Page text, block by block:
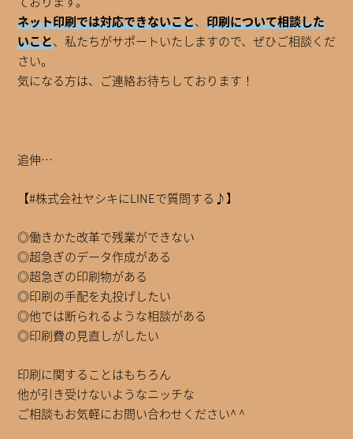
ネット印刷では対応できないこと、 印刷について相談した
いこと、私たちがサポートいたしますので、ぜひご相談くだ
さい。
気になる方は、ご連絡お待ちしております！
追伸…
【#株式会社ヤシキにLINEで質問する♪】
◎働きかた改革で残業ができない
◎超急ぎのデータ作成がある
◎超急ぎの印刷物がある
◎印刷の手配を丸投げしたい
◎他では断られるような相談がある
◎印刷費の見直しがしたい
印刷に関することはもちろん
他が引き受けないようなニッチな
ご相談もお気軽にお問い合わせください^ ^